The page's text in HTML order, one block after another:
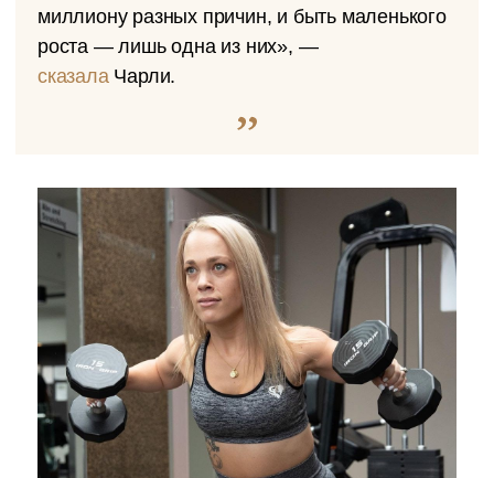
миллиону разных причин, и быть маленького
роста — лишь одна из них», —
сказалаЧарли.